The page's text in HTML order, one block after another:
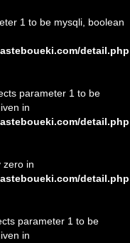
1 to be mysqli, boolean
detail.php
parameter 1 to be
in
detail.php
zero in
detail.php
parameter 1 to be
in